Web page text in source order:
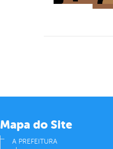
Mapa do Site
A PREFEITURA